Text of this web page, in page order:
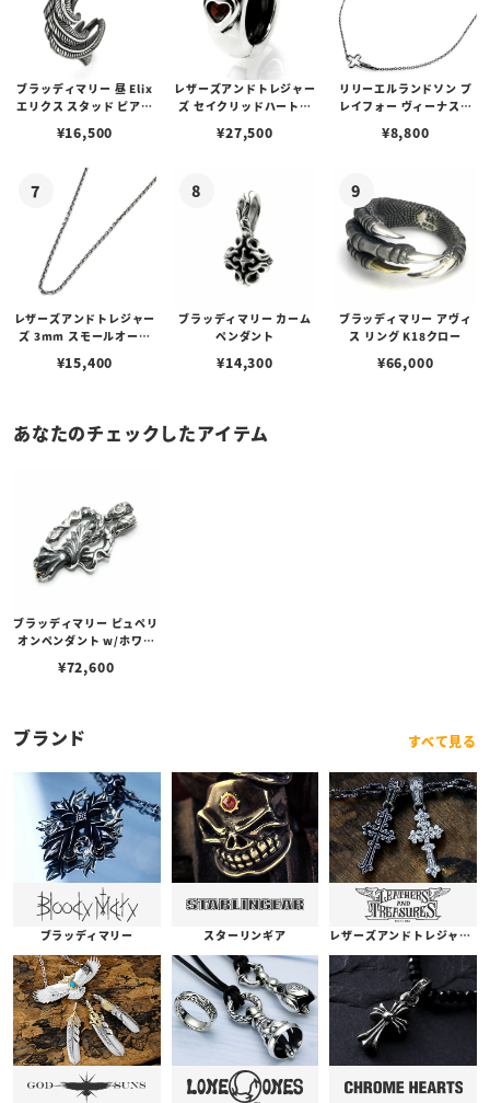
ブラッディマリー 昼 Elix
エリクス スタッド ピアス
¥16,500
レザーズアンドトレジャー
ズ セイクリッドハートピ
¥27,500
リリーエルランドソン プ
レイフォー ヴィーナスチ
¥8,800
レザーズアンドトレジャー
ズ 3mm スモールオーバ
ブスタークラスプ＆LTロ
¥15,400
ブラッディマリー カーム
ペンダント
¥14,300
ブラッディマリー アヴィ
ス リング K18クロー
¥66,000
あなたのチェックしたアイテム
ブラッディマリー ピュペリ
オンペンダント w/ホワイ
¥72,600
ブランド すべて見る
ブラッディマリー スターリンギア レザーズアンドトレジャーズ